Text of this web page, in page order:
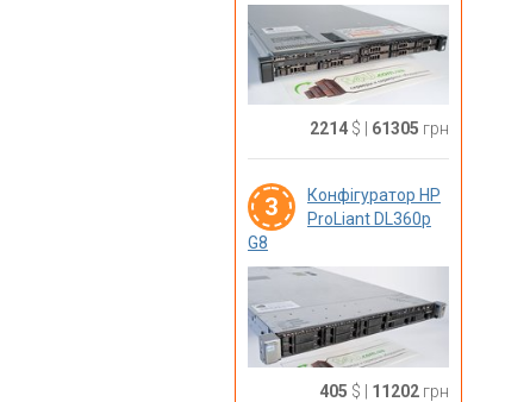
2214$ 61305 грн
3
Конфігуратор HP
ProLiant DL360p
G8
405 $ | 11202грн